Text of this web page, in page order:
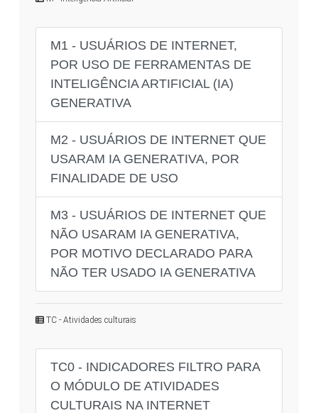
M1 - USUÁRIOS DE INTERNET,
POR USO DE FERRAMENTAS DE
INTELIGÊNCIA ARTIFICIAL (IA)
GENERATIVA
M2 - USUÁRIOS DE INTERNET QUE
USARAM IA GENERATIVA, POR
FINALIDADE DE USO
M3 - USUÁRIOS DE INTERNET QUE
NÃO USARAM IA GENERATIVA,
POR MOTIVO DECLARADO PARA
NÃO TER USADO IA GENERATIVA
TC - Atividades culturais
TC0 - INDICADORES FILTRO PARA
O MÓDULO DE ATIVIDADES
CULTURAIS NA INTERNET